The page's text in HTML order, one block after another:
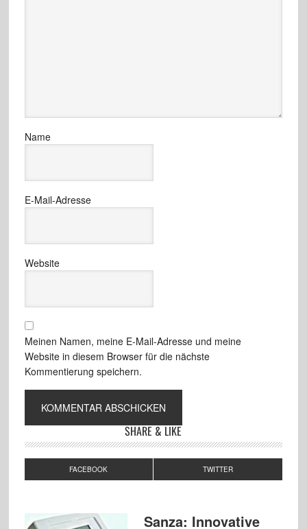
Name
E-Mail-Adresse
Website
Meinen Namen, meine E-Mail-Adresse und meine
Website in diesem Browser für die nächste
Kommentierung speichern.
SHARE & LIKE
FACEBOOK TWITTER
Sanza: Innovative